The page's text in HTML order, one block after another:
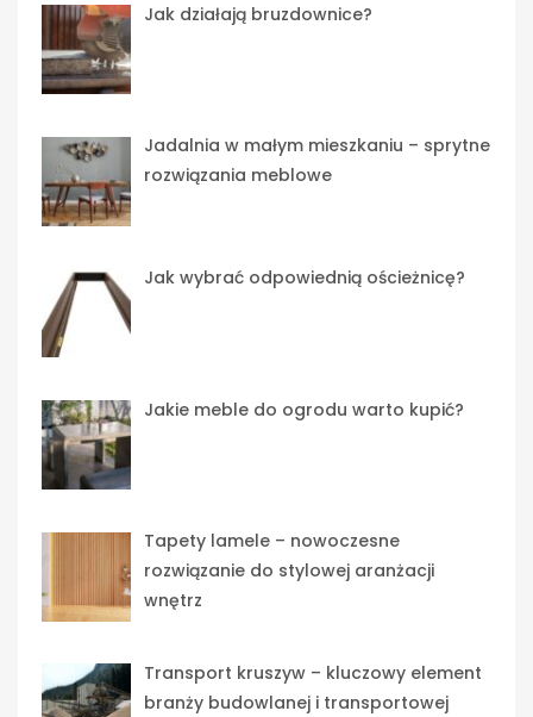
Jak działają bruzdownice?
Jadalnia w małym mieszkaniu – sprytne
rozwiązania meblowe
Jak wybrać odpowiednią ościeżnicę?
Jakie meble do ogrodu warto kupić?
Tapety lamele – nowoczesne
rozwiązanie do stylowej aranżacji
wnętrz
Transport kruszyw – kluczowy element
branży budowlanej i transportowej